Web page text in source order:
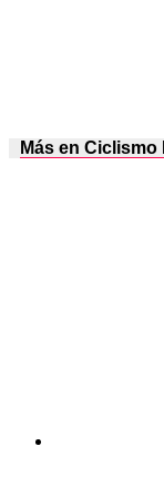
Más en Ciclismo